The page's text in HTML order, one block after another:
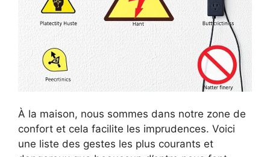
À la maison, nous sommes dans notre zone de
confort et cela facilite les imprudences. Voici
une liste des gestes les plus courants et